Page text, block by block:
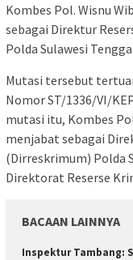
Kombes Pol. Wisnu
sebagai Direktur
Polda Sulawesi
Mutasi tersebut
Nomor ST/1336/VI/
mutasi itu, Kombes
menjabat sebagai
(Dirreskrimum) Polda
Direktorat Reserse
BACAAN LAINNYA
Inspektur Tambang: